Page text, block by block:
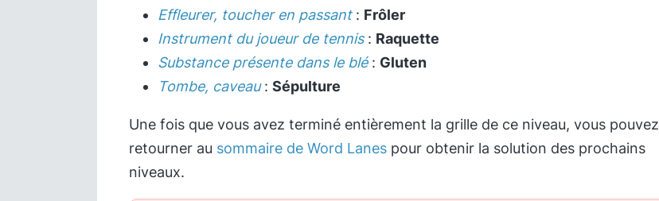
Effleurer, toucher en passant: Frôler
Instrument du joueur de tennis: Raquette
Substance présente dans le blé: Gluten
Tombe, caveau: Sépulture
Une fois que vous avez terminé entièrement la grille de ce niveau, vous pouvez
retourner au sommaire de Word Lanes pour obtenir la solution des prochains
niveaux.